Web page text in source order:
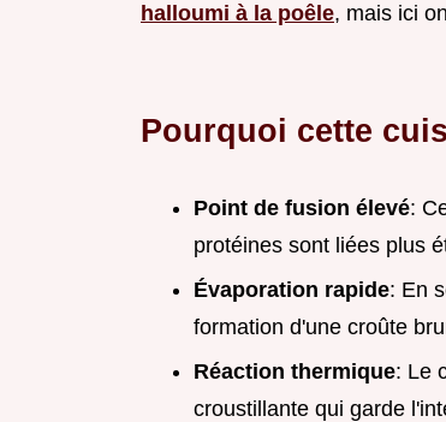
halloumi à la poêle, mais ici
Pourquoi cette
Point de fusion élevé:
protéines sont liées plus
Évaporation rapide: En
formation d'une croûte
Réaction thermique: Le
croustillante qui garde